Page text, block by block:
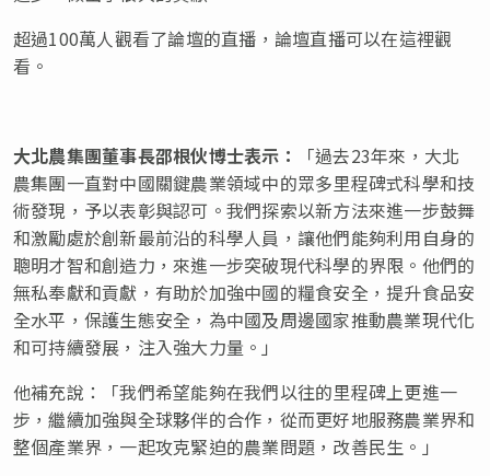
超過100萬人觀看了論壇的直播，論壇直播可以在這裡觀
看。
大北農集團董事長邵根伙博士表示：
「過去23年來，大北
農集團一直對中國關鍵農業領域中的眾多里程碑式科學和技
術發現，予以表彰與認可。我們探索以新方法來進一步鼓舞
和激勵處於創新最前沿的科學人員，讓他們能夠利用自身的
聰明才智和創造力，來進一步突破現代科學的界限。他們的
無私奉獻和貢獻，有助於加強中國的糧食安全，提升食品安
全水平，保護生態安全，為中國及周邊國家推動農業現代化
和可持續發展，注入強大力量。」
他補充說：「我們希望能夠在我們以往的里程碑上更進一
步，繼續加強與全球夥伴的合作，從而更好地服務農業界和
整個產業界，一起攻克緊迫的農業問題，改善民生。」